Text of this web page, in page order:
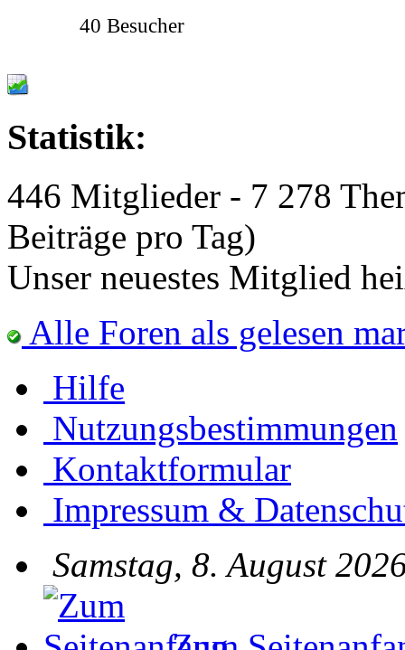
40 Besucher
Statistik:
446 Mitglieder - 7 278
Beiträge pro Tag)
Unser neuestes Mitglied
Alle Foren als gelesen
Hilfe
Nutzungsbestimmungen
Kontaktformular
Impressum &
Samstag, 8. August